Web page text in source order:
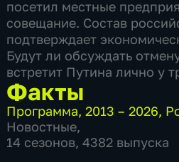
посетил местные
совещание. Состав
подтверждает
Будут ли обсуждать
встретит Путина лично у
Факты
Программа,2013 – 2026,
Новостные,
14 сезонов, 4382 выпуска